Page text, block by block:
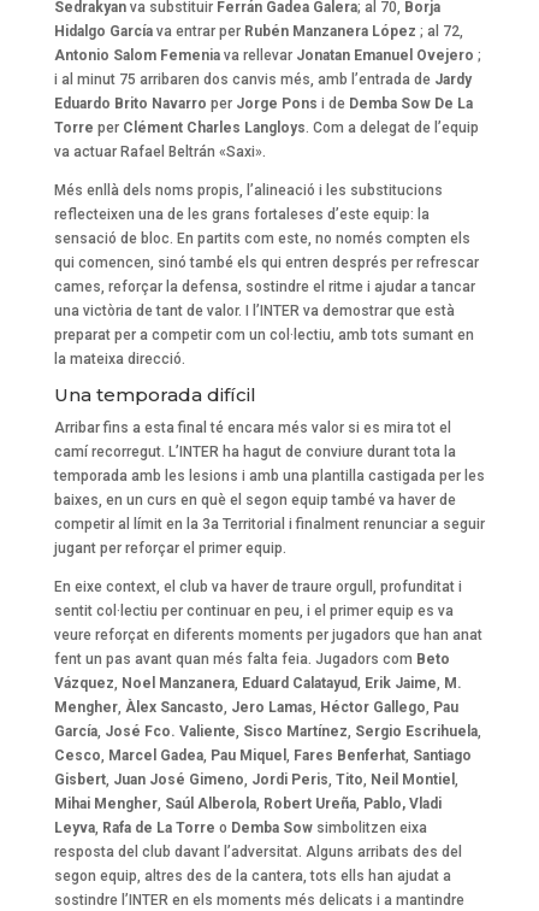
Sedrakyan va substituir Ferrán Gadea Galera; al 70, Borja
Hidalgo García va entrar per Rubén Manzanera López ; al 72,
Antonio Salom Femenia va rellevar Jonatan Emanuel Ovejero ;
i al minut 75 arribaren dos canvis més, amb l’entrada de Jardy
Eduardo Brito Navarro per Jorge Pons i de Demba Sow De La
Torre per Clément Charles Langloys. Com a delegat de l’equip
va actuar Rafael Beltrán «Saxi».
Més enllà dels noms propis, l’alineació i les substitucions
reflecteixen una de les grans fortaleses d’este equip: la
sensació de bloc. En partits com este, no només compten els
qui comencen, sinó també els qui entren després per refrescar
cames, reforçar la defensa, sostindre el ritme i ajudar a tancar
una victòria de tant de valor. I l’INTER va demostrar que està
preparat per a competir com un col·lectiu, amb tots sumant en
la mateixa direcció.
Una temporada difícil
Arribar fins a esta final té encara més valor si es mira tot el
camí recorregut. L’INTER ha hagut de conviure durant tota la
temporada amb les lesions i amb una plantilla castigada per les
baixes, en un curs en què el segon equip també va haver de
competir al límit en la 3a Territorial i finalment renunciar a seguir
jugant per reforçar el primer equip.
En eixe context, el club va haver de traure orgull, profunditat i
sentit col·lectiu per continuar en peu, i el primer equip es va
veure reforçat en diferents moments per jugadors que han anat
fent un pas avant quan més falta feia. Jugadors com Beto
Vázquez, Noel Manzanera, Eduard Calatayud, Erik Jaime, M.
Mengher, Àlex Sancasto, Jero Lamas, Héctor Gallego, Pau
García, José Fco. Valiente, Sisco Martínez, Sergio Escrihuela,
Cesco, Marcel Gadea, Pau Miquel , Fares Benferhat, Santiago
Gisbert, Juan José Gimeno, Jordi Peris, Tito, Neil Montiel ,
Mihai Mengher, Saúl Alberola, Robert Ureña, Pablo, Vladi
Leyva, Rafa de La Torre o Demba Sow simbolitzen eixa
resposta del club davant l’adversitat. Alguns arribats des del
segon equip, altres des de la cantera, tots ells han ajudat a
sostindre l’INTER en els moments més delicats i a mantindre